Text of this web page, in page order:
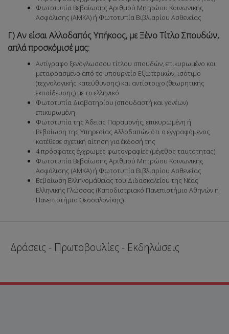
Φωτοτυπία Βεβαίωσης Αριθμού Μητρώου Κοινωνικής
Ασφάλισης (ΑΜΚΑ) ή Φωτοτυπία Βιβλιαρίου Ασθενείας
Γ) Αν είσαι Αλλοδαπός Υπήκοος, με Ξένο Τίτλο Σπουδών,
απλά προσκόμισέ μας:
Αντίγραφο ξενόγλωσσου τίτλου σπουδών, επικυρωμένο και
μεταφρασμένο από το υπουργείο Εξωτερικών, ισότιμο
(τεχνολογικής κατεύθυνσης) και αντίστοιχο (θεωρητικής
εκπαίδευσης) με το ελληνικό
Φωτοτυπία Διαβατηρίου (σπουδαστή και γονέων)
επικυρωμένη
Φωτοτυπία της Άδειας Παραμονής, επικυρωμένη ή
Βεβαίωση της Υπηρεσίας Αλλοδαπών ότι ο εγγραφόμενος
κατέθεσε σχετική αίτηση για έκδοσή της
4 πρόσφατες έγχρωμες φωτογραφίες (μέγεθος ταυτότητας)
Φωτοτυπία Βεβαίωσης Αριθμού Μητρώου Κοινωνικής
Ασφάλισης (ΑΜΚΑ) ή Φωτοτυπία Βιβλιαρίου Ασθενείας
Βεβαίωση Ελληνομάθειας του Διδασκαλείου της Νέας
Ελληνικής Γλώσσας (Καποδιστριακό Πανεπιστήμιο Αθηνών ή
Πανεπιστήμιο Θεσσαλονίκης)
Δράσεις - Πρωτοβουλίες - Εκδηλώσεις